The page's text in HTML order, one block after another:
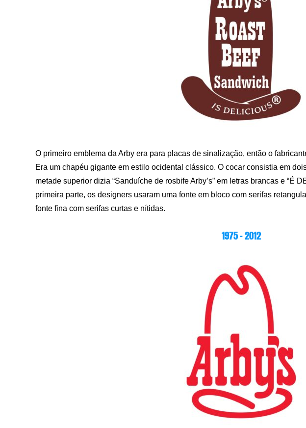
O primeiro emblema da Arby era para placas de sinalização, então o
Era um chapéu gigante em estilo ocidental clássico. O cocar consistia em
metade superior dizia “Sanduíche de rosbife Arby’s” em letras brancas e “É
primeira parte, os designers usaram uma fonte em bloco com serifas
fonte fina com serifas curtas e nítidas.
1975 – 2012